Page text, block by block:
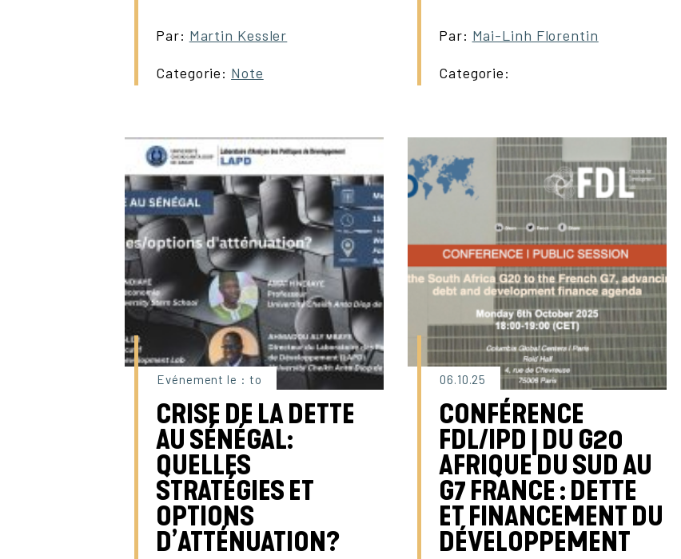
Par: Martin Kessler
Categorie: Note
Par: Mai-Linh Florentin
Categorie:
Evénement le : to
CRISE DE LA DETTE
AU SÉNÉGAL:
QUELLES
STRATÉGIES ET
OPTIONS
D’ATTÉNUATION?
06.10.25
CONFÉRENCE
FDL/IPD | DU G20
AFRIQUE DU SUD AU
G7 FRANCE : DETTE
ET FINANCEMENT DU
DÉVELOPPEMENT